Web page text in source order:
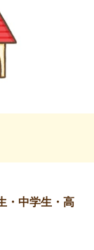
・中学生・高